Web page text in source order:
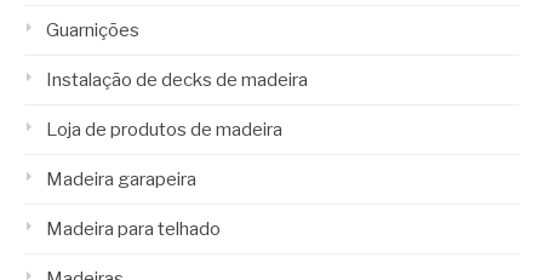
Guarnições
Instalação de decks de madeira
Loja de produtos de madeira
Madeira garapeira
Madeira para telhado